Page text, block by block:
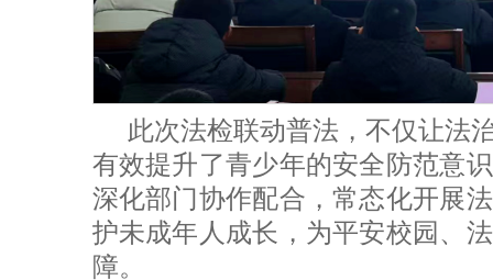
此次法检联动普法，不仅让法
有效提升了青少年的安全防范意
深化部门协作配合，常态化开展
护未成年人成长，为平安校园、
障。